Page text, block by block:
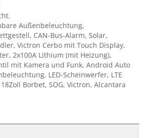
Außenbeleuchtung,
CAN-Bus-Alarm, Solar,
Victron Cerbo mit Touch Display,
2x100A Lithium (mit Heizung),
mit Kamera und Funk, Android Auto
LED-Scheinwerfer, LTE
Borbet, SOG, Victron, Alcantara